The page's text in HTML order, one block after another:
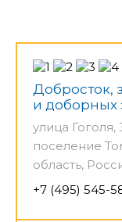
Добросток,
и доборных
улица
поселение
область,
+7 (495) 545-